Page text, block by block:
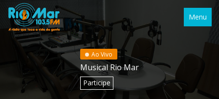
Menu
Ao Vivo
Musical Rio Mar
Participe